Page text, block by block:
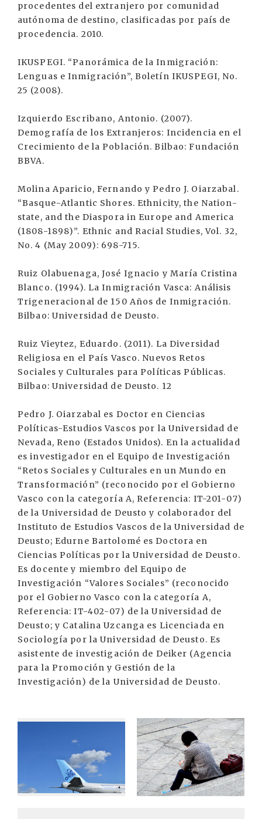
procedentes del extranjero por comunidad
autónoma de destino, clasificadas por país de
procedencia. 2010.
IKUSPEGI. “Panorámica de la Inmigración:
Lenguas e Inmigración”, Boletín IKUSPEGI, No.
25 (2008).
Izquierdo Escribano, Antonio. (2007).
Demografía de los Extranjeros: Incidencia en el
Crecimiento de la Población. Bilbao: Fundación
BBVA.
Molina Aparicio, Fernando y Pedro J. Oiarzabal.
“Basque-Atlantic Shores. Ethnicity, the Nation-
state, and the Diaspora in Europe and America
(1808-1898)”. Ethnic and Racial Studies, Vol. 32,
No. 4 (May 2009): 698-715.
Ruiz Olabuenaga, José Ignacio y María Cristina
Blanco. (1994). La Inmigración Vasca: Análisis
Trigeneracional de 150 Años de Inmigración.
Bilbao: Universidad de Deusto.
Ruiz Vieytez, Eduardo. (2011). La Diversidad
Religiosa en el País Vasco. Nuevos Retos
Sociales y Culturales para Políticas Públicas.
Bilbao: Universidad de Deusto. 12
Pedro J. Oiarzabal es Doctor en Ciencias
Políticas-Estudios Vascos por la Universidad de
Nevada, Reno (Estados Unidos). En la actualidad
es investigador en el Equipo de Investigación
“Retos Sociales y Culturales en un Mundo en
Transformación” (reconocido por el Gobierno
Vasco con la categoría A, Referencia: IT-201-07)
de la Universidad de Deusto y colaborador del
Instituto de Estudios Vascos de la Universidad de
Deusto; Edurne Bartolomé es Doctora en
Ciencias Políticas por la Universidad de Deusto.
Es docente y miembro del Equipo de
Investigación “Valores Sociales” (reconocido
por el Gobierno Vasco con la categoría A,
Referencia: IT-402-07) de la Universidad de
Deusto; y Catalina Uzcanga es Licenciada en
Sociología por la Universidad de Deusto. Es
asistente de investigación de Deiker (Agencia
para la Promoción y Gestión de la
Investigación) de la Universidad de Deusto.